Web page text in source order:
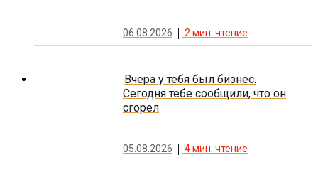
06.08.2026 2мин. чтение
Вчера у тебя был бизнес.
Сегодня тебе сообщили, что он
сгорел
05.08.2026 4мин. чтение